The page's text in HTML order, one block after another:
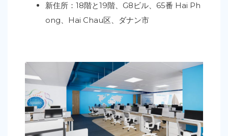
新住所：18階と19階、G8ビル、65番 Hai Ph
ong、Hai Chau区、ダナン市